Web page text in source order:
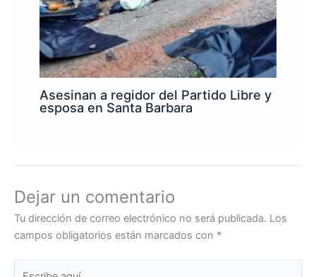
Asesinan a regidor del Partido Libre y
esposa en Santa Barbara
Dejar un comentario
Tu dirección de correo electrónico no será publicada. Los
campos obligatorios están marcados con *